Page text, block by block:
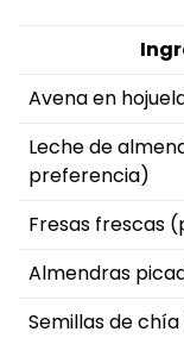
Avena en
Leche de
preferencia)
Fresas frescas
Almendras
Semillas de